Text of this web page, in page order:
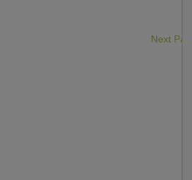
Next